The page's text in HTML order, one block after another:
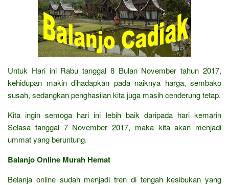
Untuk Hari ini Rabu tanggal 8 Bulan November tahun 2017,
kehidupan makin dihadapkan pada naiknya harga, sembako
susah, sedangkan penghasilan kita juga masih cenderung tetap.
Kita ingin semoga hari ini lebih baik daripada hari kemarin
Selasa tanggal 7 November 2017, maka kita akan menjadi
ummat yang beruntung.
Balanjo Online Murah Hemat
Belanja online sudah menjadi tren di tengah kesibukan yang